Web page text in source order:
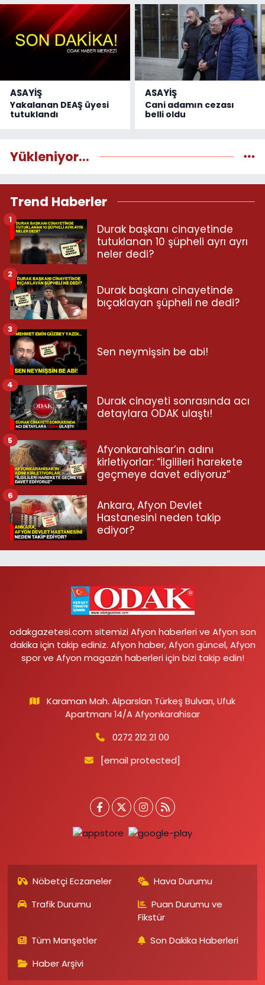
ASAYİŞ
Yakalanan DEAŞ üyesi
tutuklandı
ASAYİŞ
Cani adamın cezası
belli oldu
Yükleniyor...
Trend Haberler
Durak başkanı cinayetinde
tutuklanan 10 şüpheli ayrı ayrı
neler dedi?
1
Durak başkanı cinayetinde
bıçaklayan şüpheli ne dedi?
2
Sen neymişsin be abi!
3
Durak cinayeti sonrasında acı
detaylara ODAK ulaştı!
4
Afyonkarahisar’ın adını
kirletiyorlar: “İlgilileri harekete
geçmeye davet ediyoruz”
5
Ankara, Afyon Devlet
Hastanesini neden takip
ediyor?
6
odakgazetesi.com sitemizi Afyon haberleri ve Afyon son
dakika için takip ediniz. Afyon haber, Afyon güncel, Afyon
spor ve Afyon magazin haberleri için bizi takip edin!
Karaman Mah. Alparslan Türkeş Bulvarı, Ufuk
Apartmanı 14/A Afyonkarahisar
0272 212 21 00
[email protected]
Nöbetçi Eczaneler
Hava Durumu
Trafik Durumu
Puan Durumu ve
Fikstür
Tüm Manşetler
Son Dakika Haberleri
Haber Arşivi